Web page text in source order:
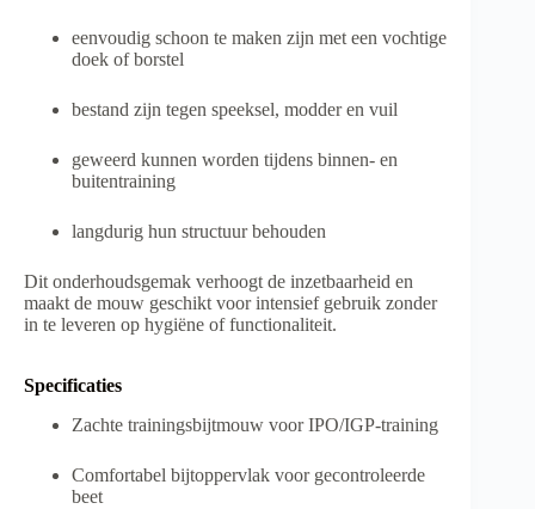
eenvoudig schoon te maken zijn met een vochtige
doek of borstel
bestand zijn tegen speeksel, modder en vuil
geweerd kunnen worden tijdens binnen- en
buitentraining
langdurig hun structuur behouden
Dit onderhoudsgemak verhoogt de inzetbaarheid en
maakt de mouw geschikt voor intensief gebruik zonder
in te leveren op hygiëne of functionaliteit.
Specificaties
Zachte trainingsbijtmouw voor IPO/IGP-training
Comfortabel bijtoppervlak voor gecontroleerde
beet